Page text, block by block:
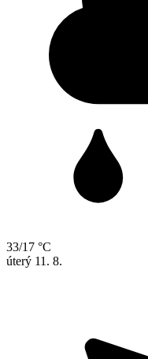
33/17 °C
úterý 11. 8.